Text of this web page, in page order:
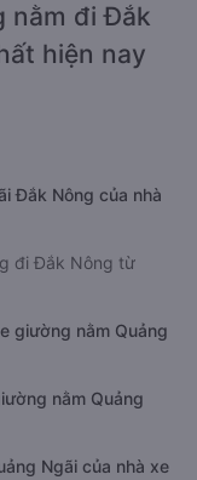
nằm đi Đắk
hiện nay
Đắk Nông của nhà
đi Đắk Nông từ
giường nằm Quảng
nằm Quảng
Ngãi của nhà xe